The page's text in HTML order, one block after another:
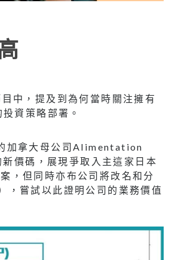
中，提及到為何當時關注擁有
資策略部署。
加拿大母公司Alimentation
價碼，展現爭取入主這家日本
，但同時亦布公司將改名和分
，嘗試以此證明公司的業務價值